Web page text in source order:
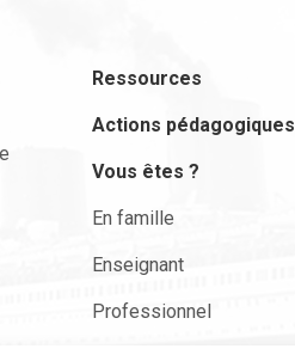
Ressources
Actions pédagogiques
Vous êtes ?
En famille
Enseignant
Professionnel